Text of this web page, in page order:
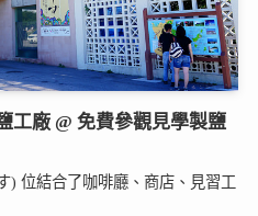
工廠 @ 免費參觀見學製鹽
) 位結合了咖啡廳、商店、見習工